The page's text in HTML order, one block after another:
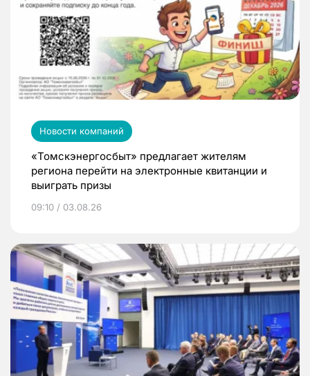
Новости компаний
«Томскэнергосбыт» предлагает жителям
региона перейти на электронные квитанции и
выиграть призы
09:10 / 03.08.26